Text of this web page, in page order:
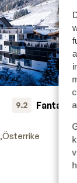
9.2
Österrike